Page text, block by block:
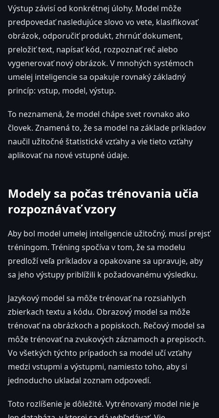
Výstup závisí od konkrétnej úlohy. Model môže
predpovedať nasledujúce slovo vo vete, klasifikovať
obrázok, odporučiť produkt, zhrnúť dokument,
preložiť text, napísať kód, rozpoznať reč alebo
vygenerovať nový obrázok. V mnohých systémoch
umelej inteligencie sa opakuje rovnaký základný
princíp: vstup, model, výstup.
To neznamená, že model chápe svet rovnako ako
človek. Znamená to, že sa model na základe príkladov
naučil užitočné štatistické vzťahy a vie tieto vzťahy
aplikovať na nové vstupné údaje.
Modely sa počas trénovania učia
rozpoznávať vzory
Aby bol model umelej inteligencie užitočný, musí prejsť
tréningom. Tréning spočíva v tom, že sa modelu
predloží veľa príkladov a opakovane sa upravuje, aby
sa jeho výstupy priblížili k požadovanému výsledku.
Jazykový model sa môže trénovať na rozsiahlych
zbierkach textu a kódu. Obrazový model sa môže
trénovať na obrázkoch a popiskoch. Rečový model sa
môže trénovať na zvukových záznamoch a prepisoch.
Vo všetkých týchto prípadoch sa model učí vzťahy
medzi vstupmi a výstupmi, namiesto toho, aby si
jednoducho ukladal zoznam odpovedí.
Toto rozlíšenie je dôležité. Vytrénovaný model nie je